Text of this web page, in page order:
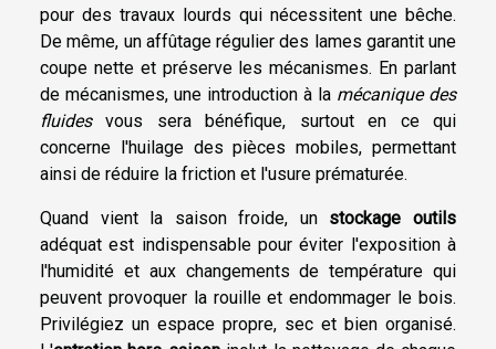
pour des travaux lourds qui nécessitent une bêche.
De même, un affûtage régulier des lames garantit une
coupe nette et préserve les mécanismes. En parlant
de mécanismes, une introduction à la mécanique des
fluidesvous sera bénéfique, surtout en ce qui
concerne l'huilage des pièces mobiles, permettant
ainsi de réduire la friction et l'usure prématurée.
Quand vient la saison froide, un stockage outils
adéquat est indispensable pour éviter l'exposition à
l'humidité et aux changements de température qui
peuvent provoquer la rouille et endommager le bois.
Privilégiez un espace propre, sec et bien organisé.